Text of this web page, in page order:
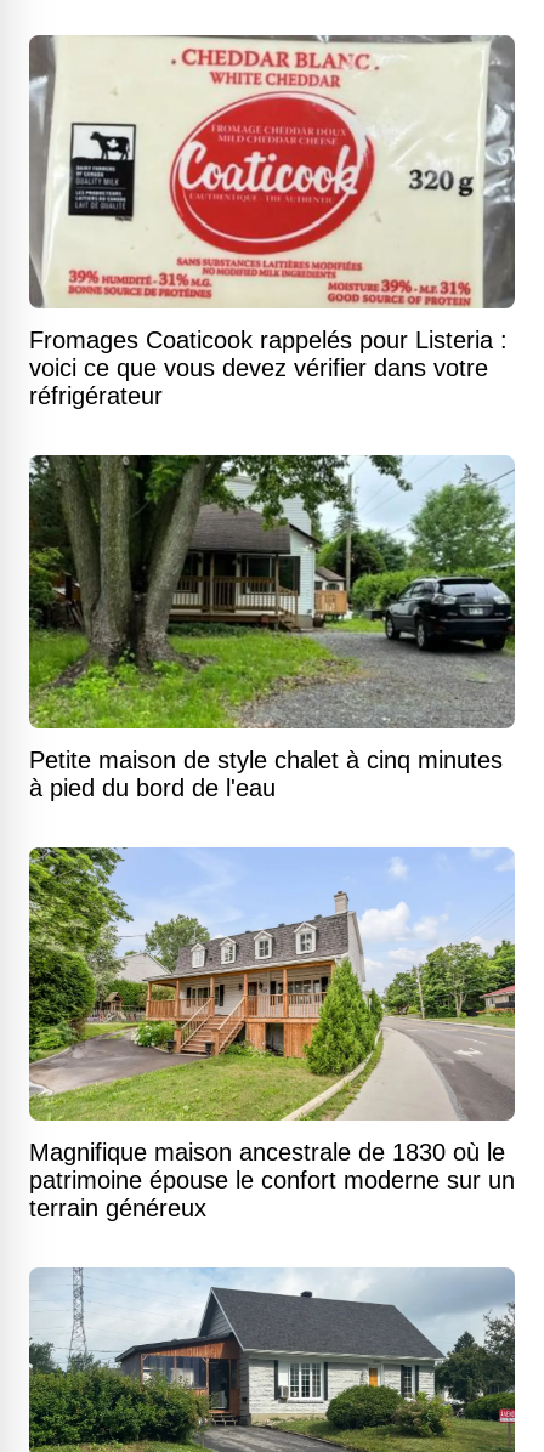
Fromages Coaticook rappelés pour Listeria :
voici ce que vous devez vérifier dans votre
réfrigérateur
Petite maison de style chalet à cinq minutes
à pied du bord de l'eau
Magnifique maison ancestrale de 1830 où le
patrimoine épouse le confort moderne sur un
terrain généreux